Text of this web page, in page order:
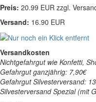
Preis: 20.99 EUR zzgl.
Versand: 16.90 EUR
Versandkosten
Nichtgefahrgut wie Konfetti,
Gefahrgut ganzjährig: 7,90€
Gefahrgut Silvesterversand:
Silvesterversand Spezial (mit